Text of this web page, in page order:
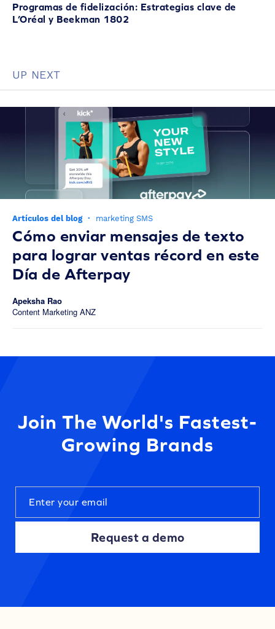
Programas de fidelización: Estrategias clave de
L’Oréal y Beekman 1802
UP NEXT
Artículos del blog · marketing SMS
Cómo enviar mensajes de texto
para lograr ventas récord en este
Día de Afterpay
Apeksha Rao
Content Marketing ANZ
Join The World's Fastest-
Growing Brands
Request a demo